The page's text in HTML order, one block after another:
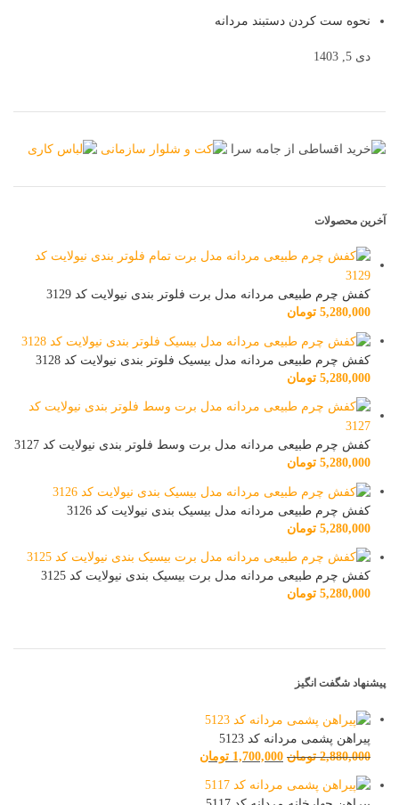
نحوه ست کردن دستبند مردانه
دی 5, 1403
آخرین محصولات
کفش چرم طبیعی مردانه مدل برت فلوتر بندی نیولایت کد 3129
5,280,000 تومان
کفش چرم طبیعی مردانه مدل بیسیک فلوتر بندی نیولایت کد 3128
5,280,000 تومان
کفش چرم طبیعی مردانه مدل برت وسط فلوتر بندی نیولایت کد 3127
5,280,000 تومان
کفش چرم طبیعی مردانه مدل بیسیک بندی نیولایت کد 3126
5,280,000 تومان
کفش چرم طبیعی مردانه مدل برت بیسیک بندی نیولایت کد 3125
5,280,000 تومان
پیشنهاد شگفت انگیز
پیراهن پشمی مردانه کد 5123
2,880,000 تومان 1,700,000 تومان